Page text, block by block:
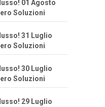
01 Agosto
Soluzioni
31 Luglio
Soluzioni
30 Luglio
Soluzioni
29 Luglio